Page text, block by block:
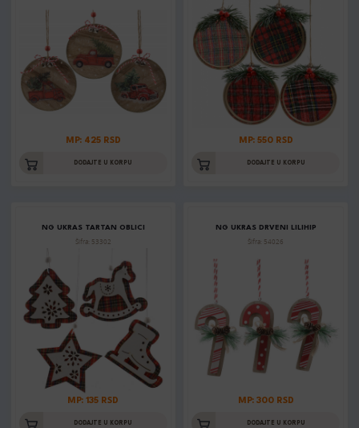
MP: 425 RSD
DODAJTE U KORPU
MP: 550 RSD
DODAJTE U KORPU
NG UKRAS TARTAN OBLICI
Šifra: 53302
MP: 135 RSD
DODAJTE U KORPU
NG UKRAS DRVENI LILIHIP
Šifra: 54026
MP: 300 RSD
DODAJTE U KORPU